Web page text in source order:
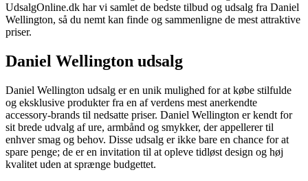
UdsalgOnline.dk har vi samlet de bedste tilbud og udsalg fra Daniel
Wellington, så du nemt kan finde og sammenligne de mest attraktive
priser.
Daniel Wellington udsalg
Daniel Wellington udsalg er en unik mulighed for at købe stilfulde
og eksklusive produkter fra en af verdens mest anerkendte
accessory-brands til nedsatte priser. Daniel Wellington er kendt for
sit brede udvalg af ure, armbånd og smykker, der appellerer til
enhver smag og behov. Disse udsalg er ikke bare en chance for at
spare penge; de er en invitation til at opleve tidløst design og høj
kvalitet uden at sprænge budgettet.